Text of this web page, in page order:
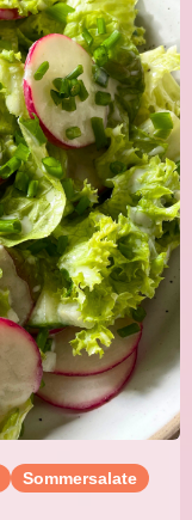
Sommersalate